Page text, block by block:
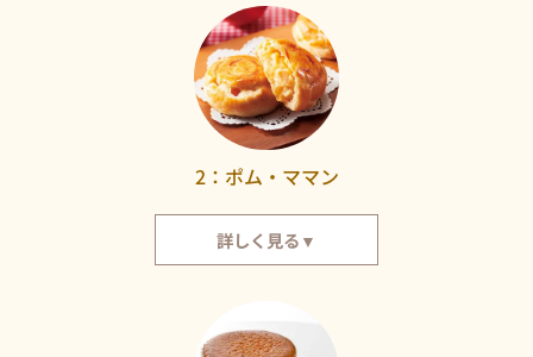
ており、とってもまろやかでクリーミー。中には、国産の和栗の粒が入って
います。2010年に累計生産個数が1億個を突破し、2017年には菓子博にて厚
生労働大臣賞を受賞しました。山口県を代表する銘菓です。
2：ポム・ママン
詳しく見る▼
カスタードクリームのまろやかさが絶妙にマッチ。